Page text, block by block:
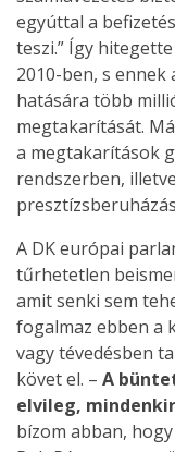
egyúttal a
teszi.” Így
2010-ben, s ennek
hatására több
megtakarítását.
a megtakarítások
rendszerben,
A DK európai
tűrhetetlen
amit senki sem
fogalmaz ebben a
vagy tévedésben
követ el. – A
elvileg,
bízom abban,